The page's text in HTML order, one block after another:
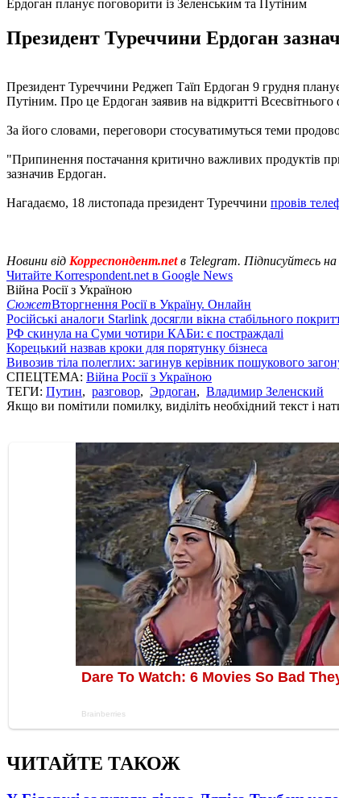
Ердоган планує поговорити із Зеленським та Путіним
Президент Туреччини Ердоган
Президент Туреччини Реджеп Таїп Ердоган 9 грудня
Путіним. Про це Ердоган заявив на відкритті
За його словами, переговори стосуватимуться теми
"Припинення постачання критично важливих продуктів
зазначив Ердоган.
Нагадаємо, 18 листопада президент Туреччини провів
Новини від Корреспондент.netв Telegram. Підписуйтесь
Читайте Korrespondent.net в Google News
Війна Росії з Україною
СюжетВторгнення Росії в Україну. Онлайн
Російські аналоги Starlink досягли вікна стабільного
РФ скинула на Суми чотири КАБи: є постраждалі
Корецький назвав кроки для порятунку бізнеса
Вивозив тіла полеглих: загинув керівник пошукового
СПЕЦТЕМА: Війна Росії з Україною
ТЕГИ: Путин, разговор, Эрдоган, Владимир Зеленский
Якщо ви помітили помилку, виділіть необхідний текст і
ЧИТАЙТЕ ТАКОЖ